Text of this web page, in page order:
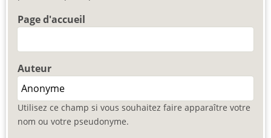
Page d'accueil
Auteur
Utilisez ce champ si vous souhaitez faire apparaître votre
nom ou votre pseudonyme.